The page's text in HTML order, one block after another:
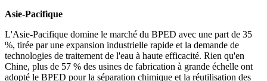
Asie-Pacifique
L'Asie-Pacifique domine le marché du BPED avec une part de 35
%, tirée par une expansion industrielle rapide et la demande de
technologies de traitement de l'eau à haute efficacité. Rien qu'en
Chine, plus de 57 % des usines de fabrication à grande échelle ont
adopté le BPED pour la séparation chimique et la réutilisation des